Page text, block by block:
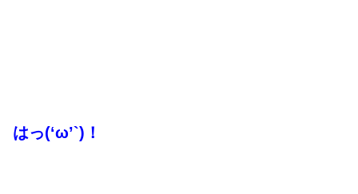
はっ(‘ω’`)！